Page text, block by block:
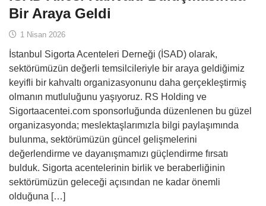
Bir Araya Geldi
1 Nisan 2026
İstanbul Sigorta Acenteleri Derneği (İSAD) olarak,
sektörümüzün değerli temsilcileriyle bir araya geldiğimiz
keyifli bir kahvaltı organizasyonunu daha gerçekleştirmiş
olmanın mutluluğunu yaşıyoruz. RS Holding ve
Sigortaacentei.com sponsorluğunda düzenlenen bu güzel
organizasyonda; meslektaşlarımızla bilgi paylaşımında
bulunma, sektörümüzün güncel gelişmelerini
değerlendirme ve dayanışmamızı güçlendirme fırsatı
bulduk. Sigorta acentelerinin birlik ve beraberliğinin
sektörümüzün geleceği açısından ne kadar önemli
olduğuna […]